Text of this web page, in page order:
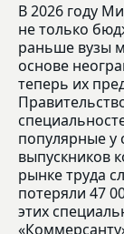
В 2026 году
не только
раньше вузы
основе
теперь их
популярные у
выпускников
рынке труда
потеряли 47
этих